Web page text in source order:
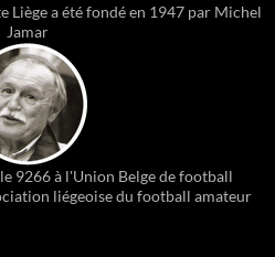
Liège a été fondé en 1947 par Michel
Jamar
9266 à l'Union Belge de football
liégeoise du football amateur